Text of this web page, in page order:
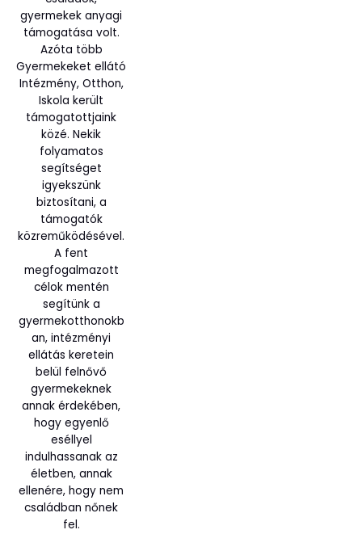
gyermekek anyagi
támogatása volt.
Azóta több
Gyermekeket ellátó
Intézmény, Otthon,
Iskola került
támogatottjaink
közé. Nekik
folyamatos
segítséget
igyekszünk
biztosítani, a
támogatók
közreműködésével.
A fent
megfogalmazott
célok mentén
segítünk a
gyermekotthonokb
an, intézményi
ellátás keretein
belül felnővő
gyermekeknek
annak érdekében,
hogy egyenlő
eséllyel
indulhassanak az
életben, annak
ellenére, hogy nem
családban nőnek
fel.